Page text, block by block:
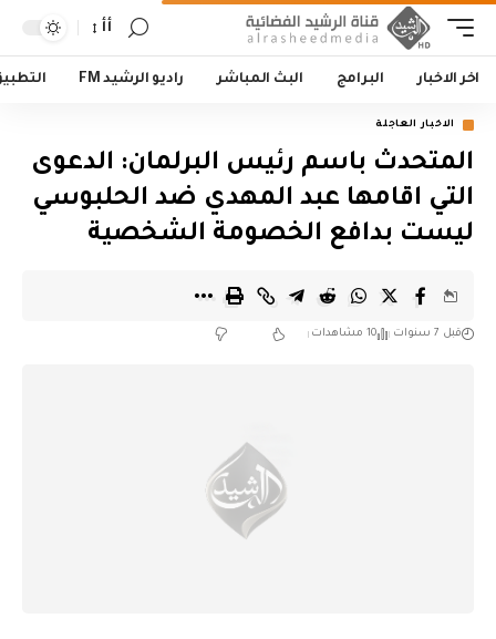
أأ
اخر الاخبار البرامج البث المباشر راديو الرشيد FM
الاخبار العاجلة
المتحدث باسم رئيس البرلمان: الدعوى
التي اقامها عبد المهدي ضد الحلبوسي
ليست بدافع الخصومة الشخصية
قبل 7 سنوات 10 مشاهدات